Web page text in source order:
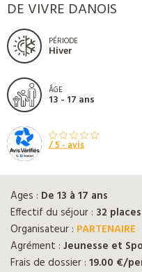
DE VIVRE DANOIS
PÉRIODE
Hiver
ÂGE
13 - 17 ans
/ 5 -avis
Ages : De 13 à 17 ans
Effectif du séjour : 32 places
Organisateur : PARTENAIRE
Agrément : Jeunesse et
Frais de dossier : 19.00 €/